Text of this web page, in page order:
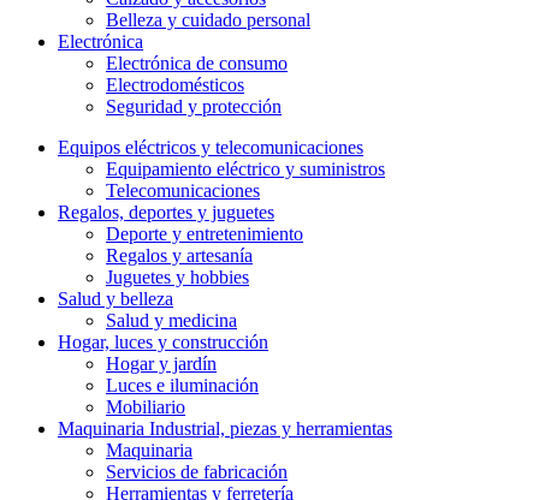
Belleza y cuidado personal
Electrónica
Electrónica de consumo
Electrodomésticos
Seguridad y protección
Equipos eléctricos y telecomunicaciones
Equipamiento eléctrico y suministros
Telecomunicaciones
Regalos, deportes y juguetes
Deporte y entretenimiento
Regalos y artesaní­a
Juguetes y hobbies
Salud y belleza
Salud y medicina
Hogar, luces y construcción
Hogar y jardín
Luces e iluminación
Mobiliario
Maquinaria Industrial, piezas y herramientas
Maquinaria
Servicios de fabricación
Herramientas y ferretería